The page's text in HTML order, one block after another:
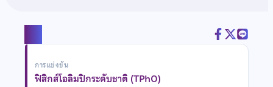
การแข่งขัน
ฟิสิกส์โอลิมปิกระดับชาติ (TPhO)